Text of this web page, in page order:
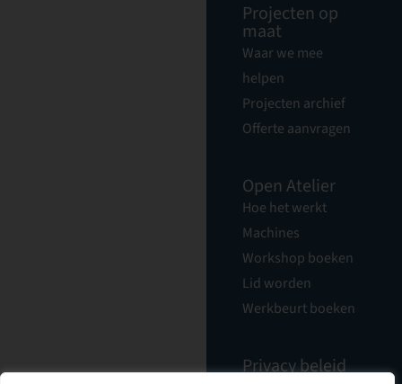
Projecten op
maat
Waar we mee
helpen
Projecten archief
Offerte aanvragen
Open Atelier
Hoe het werkt
Machines
Workshop boeken
Lid worden
Werkbeurt boeken
Privacy beleid